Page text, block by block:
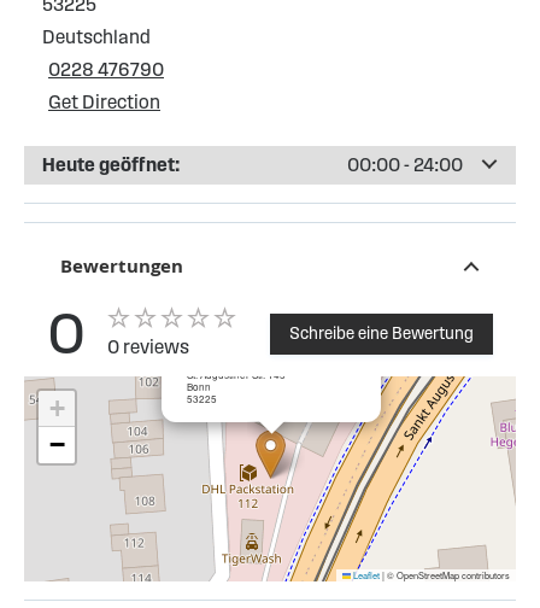
53225
Deutschland
0228 476790
Get Direction
Heute geöffnet: 00:00 - 24:00
Bewertungen
0 0 reviews
Schreibe eine Bewertung
St. Augustiner Str. 145
Bonn
53225
×
+
−
Leaflet|© OpenStreetMap contributors